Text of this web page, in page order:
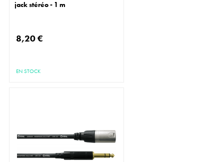
jack stéréo - 1 m
8,20 €
EN STOCK